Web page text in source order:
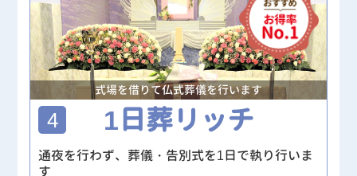
式場を借りて仏式葬儀を行います
4 1日葬リッチ
通夜を行わず、葬儀・告別式を1日で執り行いま
す